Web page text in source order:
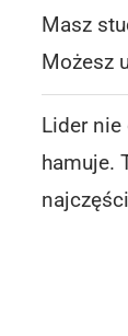
Masz
Możesz
Lider nie
hamuje.